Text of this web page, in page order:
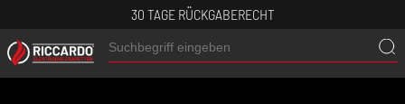
30 TAGE RÜCKGABERECHT